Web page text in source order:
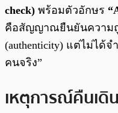
check) พร้อมตัวอักษร
คือสัญญาณยืนยันความ
(authenticity) แต่ไม่ได้
คนจริง”
เหตุการณ์คืนเดิ